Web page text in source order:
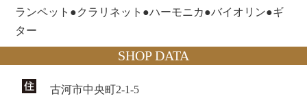
ランペット●クラリネット●ハーモニカ●バイオリン●ギ
ター
SHOP DATA
古河市中央町2-1-5